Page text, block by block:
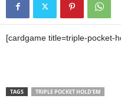
[cardgame title=triple-pocket-
TAGS TRIPLE POCKET HOLD’EM